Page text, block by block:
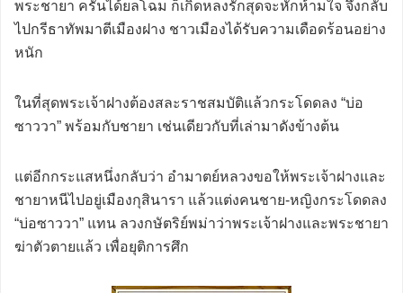
พระชายา ครั้นได้ยลโฉม ก็เกิดหลงรักสุดจะหักห้ามใจ จึงกลับ
ไปกรีธาทัพมาตีเมืองฝาง ชาวเมืองได้รับความเดือดร้อนอย่าง
หนัก
ในที่สุดพระเจ้าฝางต้องสละราชสมบัติแล้วกระโดดลง “บ่อ
ซาววา” พร้อมกับชายา เช่นเดียวกับที่เล่ามาดังข้างต้น
แต่อีกกระแสหนึ่งกลับว่า อำมาตย์หลวงขอให้พระเจ้าฝางและ
ชายาหนีไปอยู่เมืองกุสินารา แล้วแต่งคนชาย-หญิงกระโดดลง
“บ่อซาววา” แทน ลวงกษัตริย์พม่าว่าพระเจ้าฝางและพระชายา
ฆ่าตัวตายแล้ว เพื่อยุติการศึก